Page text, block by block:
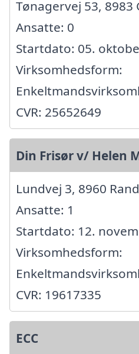
Tønagervej 53, 8983
Ansatte: 0
Startdato: 05.
Virksomhedsform:
CVR: 25652649
Din Frisør v/ Helen
Lundvej 3, 8960
Ansatte: 1
Startdato: 12.
Virksomhedsform:
CVR: 19617335
ECC